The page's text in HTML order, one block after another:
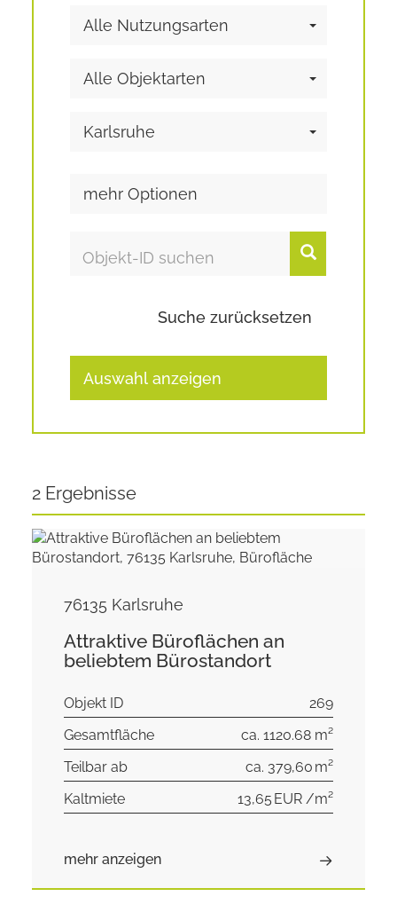
Alle Nutzungsarten
Alle Objektarten
Karlsruhe
Auswahl anzeigen
mehr Optionen
Suche zurücksetzen
2 Ergebnisse
76135 Karlsruhe
Attraktive Büroflächen an
beliebtem Bürostandort
Objekt ID
269
Gesamtfläche
ca. 1120.68 m²
Teilbar ab
ca. 379,60 m²
Kaltmiete
13,65 EUR /m²
mehr anzeigen